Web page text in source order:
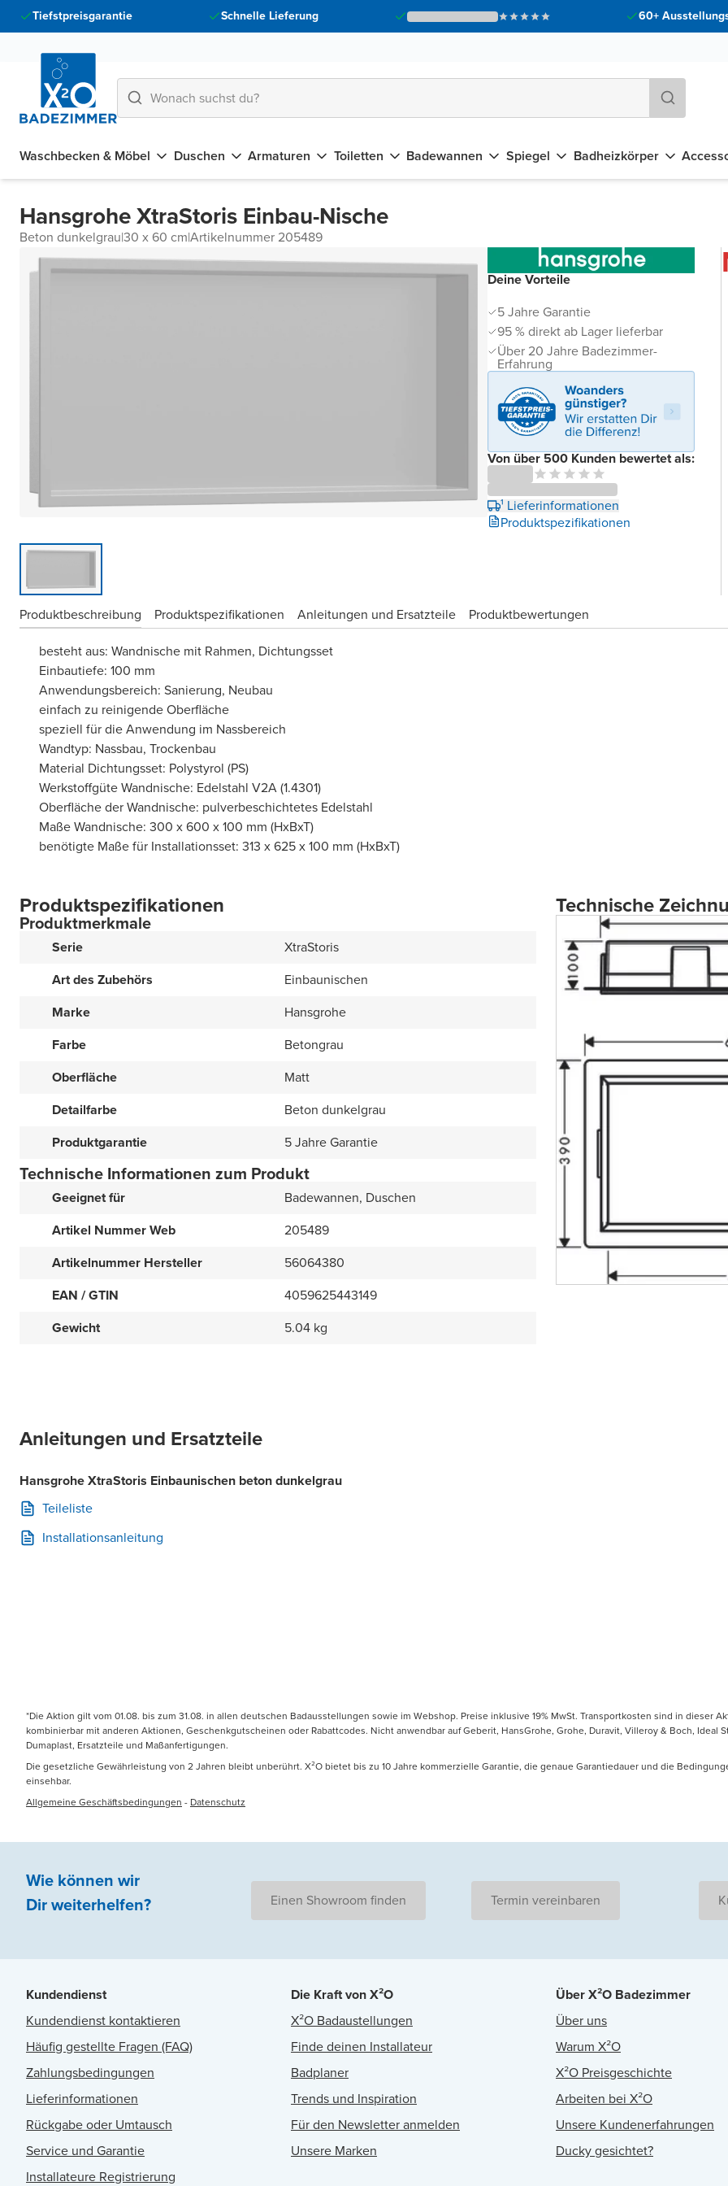
Tiefstpreisgarantie Schnelle Lieferung 60+
Waschbecken & Möbel Duschen Armaturen Toiletten Badewannen Spiegel Badheizkörper
Hansgrohe XtraStoris Einbau-Nische
Beton dunkelgrau|30 x 60 cm|Artikelnummer 205489
Deine Vorteile
5 Jahre Garantie
95 % direkt ab Lager lieferbar
Über 20 Jahre Badezimmer-
Erfahrung
Von über 500 Kunden bewertet als:
¹ Lieferinformationen
Produktspezifikationen
Produktbeschreibung Produktspezifikationen Anleitungen und Ersatzteile
Produktbewertungen
besteht aus: Wandnische mit Rahmen, Dichtungsset
Einbautiefe: 100 mm
Anwendungsbereich: Sanierung, Neubau
einfach zu reinigende Oberfläche
speziell für die Anwendung im Nassbereich
Wandtyp: Nassbau, Trockenbau
Material Dichtungsset: Polystyrol (PS)
Werkstoffgüte Wandnische: Edelstahl V2A (1.4301)
Oberfläche der Wandnische: pulverbeschichtetes Edelstahl
Maße Wandnische: 300 x 600 x 100 mm (HxBxT)
benötigte Maße für Installationsset: 313 x 625 x 100 mm (HxBxT)
Produktspezifikationen
Produktmerkmale
Serie
XtraStoris
Art des Zubehörs
Einbaunischen
Marke
Hansgrohe
Farbe
Betongrau
Oberfläche
Matt
Detailfarbe
Beton dunkelgrau
Produktgarantie
5 Jahre Garantie
Technische Informationen zum Produkt
Geeignet für
Badewannen, Duschen
Artikel Nummer Web
205489
Artikelnummer Hersteller
56064380
EAN / GTIN
4059625443149
Gewicht
5.04 kg
Technische
Anleitungen und Ersatzteile
Hansgrohe XtraStoris Einbaunischen beton dunkelgrau
Teileliste
Installationsanleitung
*Die Aktion gilt vom 01.08. bis zum 31.08. in allen deutschen Badausstellungen sowie im Webshop. Preise inklusive 19% MwSt. Transportkosten sind in dieser
kombinierbar mit anderen Aktionen, Geschenkgutscheinen oder Rabattcodes. Nicht anwendbar auf Geberit, HansGrohe, Grohe, Duravit, Villeroy & Boch, Ideal
Dumaplast, Ersatzteile und Maßanfertigungen.
Die gesetzliche Gewährleistung von 2 Jahren bleibt unberührt. X²O bietet bis zu 10 Jahre kommerzielle Garantie, die genaue Garantiedauer und die
einsehbar.
Allgemeine Geschäftsbedingungen - Datenschutz
Wie können wir
Dir weiterhelfen? Einen Showroom finden Termin vereinbaren
Kundendienst
Kundendienst kontaktieren
Häufig gestellte Fragen (FAQ)
Zahlungsbedingungen
Lieferinformationen
Rückgabe oder Umtausch
Service und Garantie
Installateure Registrierung
Die Kraft von X²O
X²O Badaustellungen
Finde deinen Installateur
Badplaner
Trends und Inspiration
Für den Newsletter anmelden
Unsere Marken
Über X²O Badezimmer
Über uns
Warum X²O
X²O Preisgeschichte
Arbeiten bei X²O
Unsere Kundenerfahrungen
Ducky gesichtet?